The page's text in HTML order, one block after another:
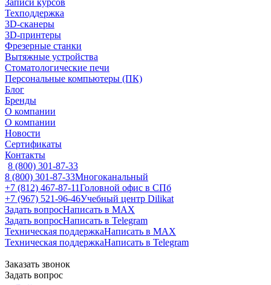
Записи курсов
Техподдержка
3D-сканеры
3D-принтеры
Фрезерные станки
Вытяжные устройства
Стоматологические печи
Персональные компьютеры (ПК)
Блог
Бренды
О компании
О компании
Новости
Сертификаты
Контакты
8 (800) 301-87-33
8 (800) 301-87-33Многоканальный
+7 (812) 467-87-11Головной офис в СПб
+7 (967) 521-96-46Учебный центр Dilikat
Задать вопросНаписать в MAX
Задать вопросНаписать в Telegram
Техническая поддержкаНаписать в MAX
Техническая поддержкаНаписать в Telegram
Заказать звонок
Задать вопрос